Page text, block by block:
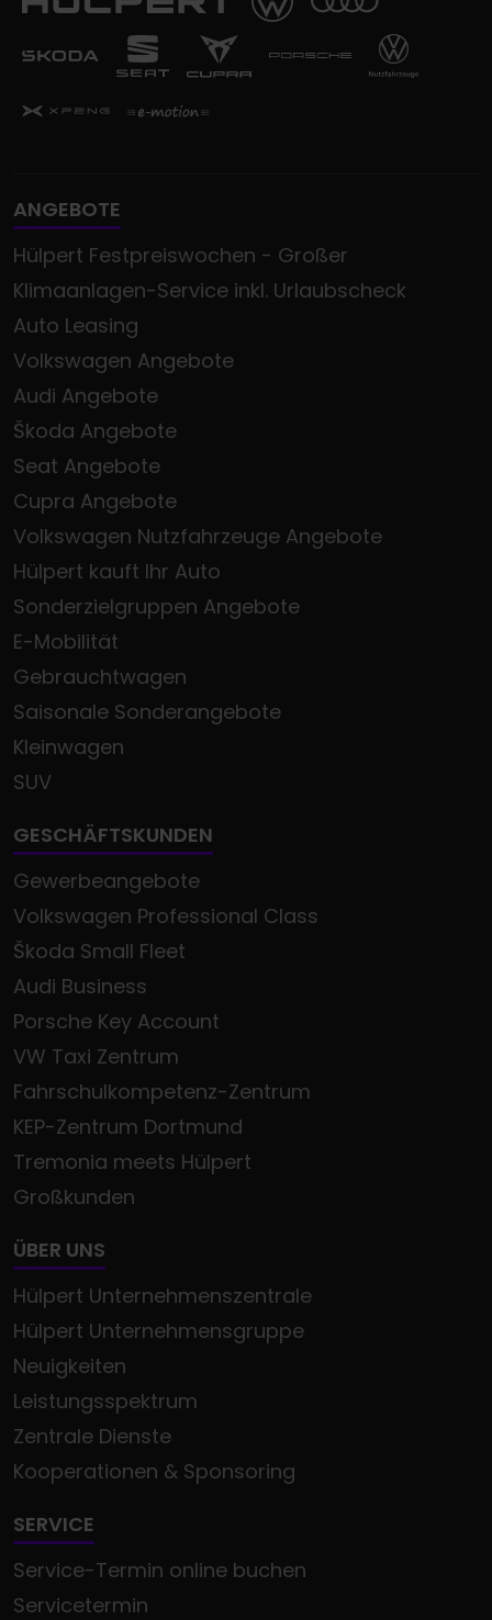
ANGEBOTE
Hülpert Festpreiswochen - Großer
Klimaanlagen-Service inkl. Urlaubscheck
Auto Leasing
Volkswagen Angebote
Audi Angebote
Škoda Angebote
Seat Angebote
Cupra Angebote
Volkswagen Nutzfahrzeuge Angebote
Hülpert kauft Ihr Auto
Sonderzielgruppen Angebote
E-Mobilität
Gebrauchtwagen
Saisonale Sonderangebote
Kleinwagen
SUV
GESCHÄFTSKUNDEN
Gewerbeangebote
Volkswagen Professional Class
Škoda Small Fleet
Audi Business
Porsche Key Account
VW Taxi Zentrum
Fahrschulkompetenz-Zentrum
KEP-Zentrum Dortmund
Tremonia meets Hülpert
Großkunden
ÜBER UNS
Hülpert Unternehmenszentrale
Hülpert Unternehmensgruppe
Neuigkeiten
Leistungsspektrum
Zentrale Dienste
Kooperationen & Sponsoring
SERVICE
Service-Termin online buchen
Servicetermin